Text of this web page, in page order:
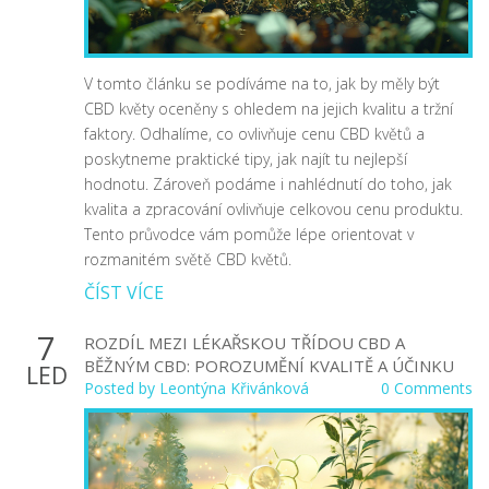
V tomto článku se podíváme na to, jak by měly být
CBD květy oceněny s ohledem na jejich kvalitu a tržní
faktory. Odhalíme, co ovlivňuje cenu CBD květů a
poskytneme praktické tipy, jak najít tu nejlepší
hodnotu. Zároveň podáme i nahlédnutí do toho, jak
kvalita a zpracování ovlivňuje celkovou cenu produktu.
Tento průvodce vám pomůže lépe orientovat v
rozmanitém světě CBD květů.
ČÍST VÍCE
7
LED
ROZDÍL MEZI LÉKAŘSKOU TŘÍDOU CBD A
BĚŽNÝM CBD: POROZUMĚNÍ KVALITĚ A ÚČINKU
Posted by Leontýna Křivánková 0 Comments